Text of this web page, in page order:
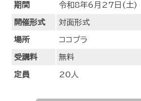
期間 令和8年6月27日(土)
開催形式 対面形式
場所 ココプラ
受講料 無料
定員 20人